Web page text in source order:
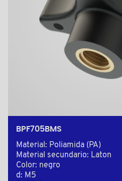
BPF705BMS
Material: Poliamida (PA)
Material secundario: Laton
Color: negro
d: M5